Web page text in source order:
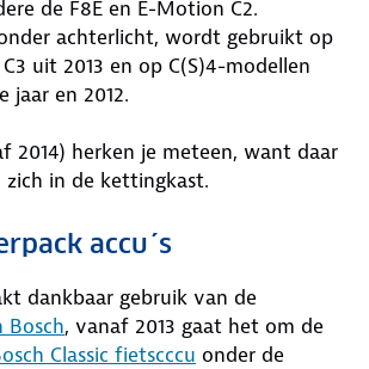
de F8E en E-Motion C2.
achterlicht, wordt gebruikt op
uit 2013 en op C(S)4-modellen
jaar en 2012.
2014) herken je meteen, want daar
in de kettingkast.
accu´s
dankbaar gebruik van de
Bosch, vanaf 2013 gaat het om de
Classic fietscccu onder de